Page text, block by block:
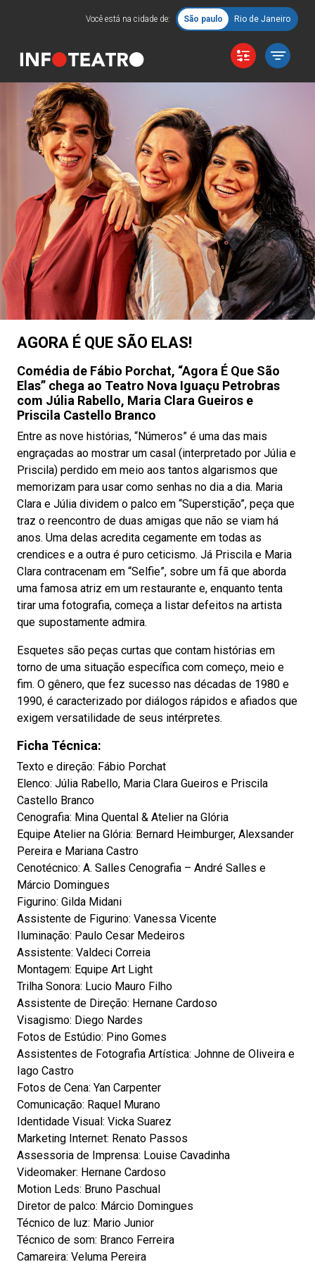
Você está na cidade de: São paulo Rio de Janeiro
AGORA É QUE SÃO ELAS!
Comédia de Fábio Porchat, “Agora É Que São
Elas” chega ao Teatro Nova Iguaçu Petrobras
com Júlia Rabello, Maria Clara Gueiros e
Priscila Castello Branco
Entre as nove histórias, “Números” é uma das mais
engraçadas ao mostrar um casal (interpretado por Júlia e
Priscila) perdido em meio aos tantos algarismos que
memorizam para usar como senhas no dia a dia. Maria
Clara e Júlia dividem o palco em “Superstição”, peça que
traz o reencontro de duas amigas que não se viam há
anos. Uma delas acredita cegamente em todas as
crendices e a outra é puro ceticismo. Já Priscila e Maria
Clara contracenam em “Selfie”, sobre um fã que aborda
uma famosa atriz em um restaurante e, enquanto tenta
tirar uma fotografia, começa a listar defeitos na artista
que supostamente admira.
Esquetes são peças curtas que contam histórias em
torno de uma situação específica com começo, meio e
fim. O gênero, que fez sucesso nas décadas de 1980 e
1990, é caracterizado por diálogos rápidos e afiados que
exigem versatilidade de seus intérpretes.
Ficha Técnica:
Texto e direção: Fábio Porchat
Elenco: Júlia Rabello, Maria Clara Gueiros e Priscila
Castello Branco
Cenografia: Mina Quental & Atelier na Glória
Equipe Atelier na Glória: Bernard Heimburger, Alexsander
Pereira e Mariana Castro
Cenotécnico: A. Salles Cenografia – André Salles e
Márcio Domingues
Figurino: Gilda Midani
Assistente de Figurino: Vanessa Vicente
Iluminação: Paulo Cesar Medeiros
Assistente: Valdeci Correia
Montagem: Equipe Art Light
Trilha Sonora: Lucio Mauro Filho
Assistente de Direção: Hernane Cardoso
Visagismo: Diego Nardes
Fotos de Estúdio: Pino Gomes
Assistentes de Fotografia Artística: Johnne de Oliveira e
Iago Castro
Fotos de Cena: Yan Carpenter
Comunicação: Raquel Murano
Identidade Visual: Vicka Suarez
Marketing Internet: Renato Passos
Assessoria de Imprensa: Louise Cavadinha
Videomaker: Hernane Cardoso
Motion Leds: Bruno Paschual
Diretor de palco: Márcio Domingues
Técnico de luz: Mario Junior
Técnico de som: Branco Ferreira
Camareira: Veluma Pereira